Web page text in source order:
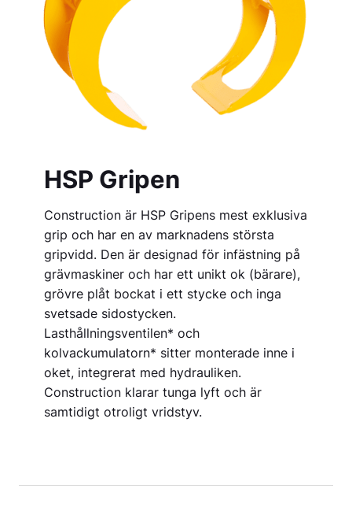
HSP Gripen
Construction är HSP Gripens mest exklusiva
grip och har en av marknadens största
gripvidd. Den är designad för infästning på
grävmaskiner och har ett unikt ok (bärare),
grövre plåt bockat i ett stycke och inga
svetsade sidostycken.
Lasthållningsventilen* och
kolvackumulatorn* sitter monterade inne i
oket, integrerat med hydrauliken.
Construction klarar tunga lyft och är
samtidigt otroligt vridstyv.